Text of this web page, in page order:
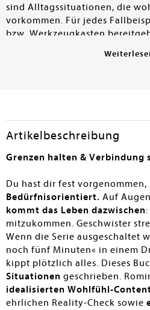
sind Alltagssituationen, die
vorkommen. Für jedes
bzw. Werkzeugkasten
zu begleiten, ohne die eigenen
Artikelbeschreibung
Grenzen halten & Verbindung
Du hast dir fest
Bedürfnisorientiert. Auf
kommt das Leben dazwischen
mitzukommen. Geschwister
Wenn die Serie ausgeschaltet
noch fünf Minuten« in einem
kippt plötzlich alles. Dieses
Situationen geschrieben.
idealisierten Wohlfühl-
ehrlichen Reality-Check sowie